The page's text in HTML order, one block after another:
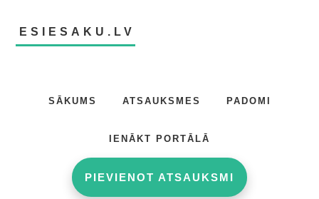
main
footerESIESAKU.LV
SĀKUMS ATSAUKSMES PADOMI
IENĀKT PORTĀLĀ
PIEVIENOT ATSAUKSMI